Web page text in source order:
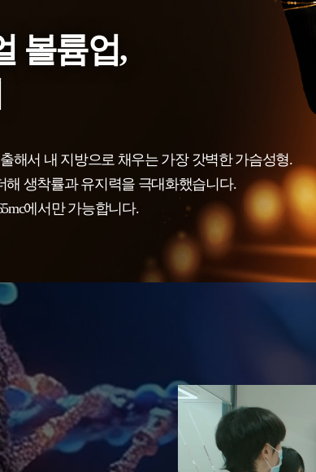
볼륨업,
해서 내 지방으로 채우는 가장 갓벽한 가슴성형.
생착률과 유지력을 극대화했습니다.
에서만 가능합니다.